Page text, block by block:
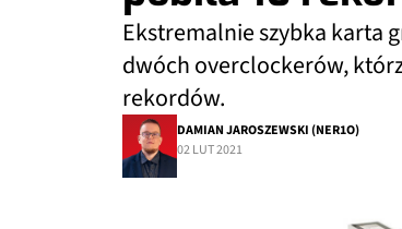
Ekstremalnie szybka karta
dwóch overclockerów,
rekordów.
DAMIAN JAROSZEWSKI (NER1O)
02 LUT 2021